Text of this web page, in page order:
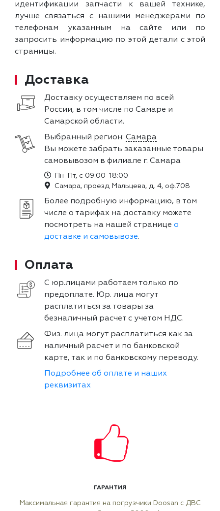
идентификации запчасти к вашей технике,
лучше связаться с нашими менеджерами по
телефонам указанным на сайте или по
запросить информацию по этой детали с этой
страницы.
Доставка
Доставку осуществляем по всей
России, в том числе по Самаре и
Самарской области.
Выбранный регион: Самара
Вы можете забрать заказанные товары
самовывозом в филиале г. Самара
Пн-Пт, с 09:00-18:00
Самара, проезд Мальцева, д. 4, оф.708
Более подробную информацию, в том
числе о тарифах на доставку можете
посмотреть на нашей странице о
доставке и самовывозе.
Оплата
С юр.лицами работаем только по
предоплате. Юр. лица могут
расплатиться за товары за
безналичный расчет с учетом НДС.
Физ. лица могут расплатиться как за
наличный расчет и по банковской
карте, так и по банковскому переводу.
Подробнее об оплате и наших
реквизитах
ГАРАНТИЯ
Максимальная гарантия на погрузчики Doosan с ДВС